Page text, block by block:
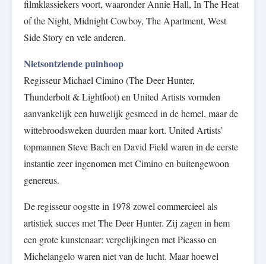
filmklassiekers voort, waaronder Annie Hall, In The Heat
of the Night, Midnight Cowboy, The Apartment, West
Side Story en vele anderen.
Nietsontziende puinhoop
Regisseur Michael Cimino (The Deer Hunter,
Thunderbolt & Lightfoot) en United Artists vormden
aanvankelijk een huwelijk gesmeed in de hemel, maar de
wittebroodsweken duurden maar kort. United Artists’
topmannen Steve Bach en David Field waren in de eerste
instantie zeer ingenomen met Cimino en buitengewoon
genereus.
De regisseur oogstte in 1978 zowel commercieel als
artistiek succes met The Deer Hunter. Zij zagen in hem
een grote kunstenaar: vergelijkingen met Picasso en
Michelangelo waren niet van de lucht. Maar hoewel